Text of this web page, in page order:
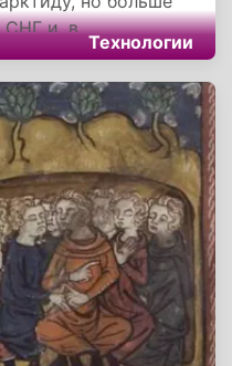
СНГ и, в
Украине. Название
имени .ru и
означает сеть.
на
net, org. Также с
az, by, ge, kg, kz,
Технологии